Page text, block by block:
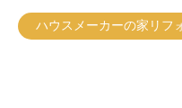
ハウスメーカーの家リフ